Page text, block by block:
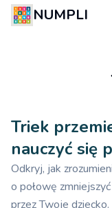
NUMPLI
Triek
nauczyć się
Odkryj, jak
o połowę
przez Twoje dziecko.